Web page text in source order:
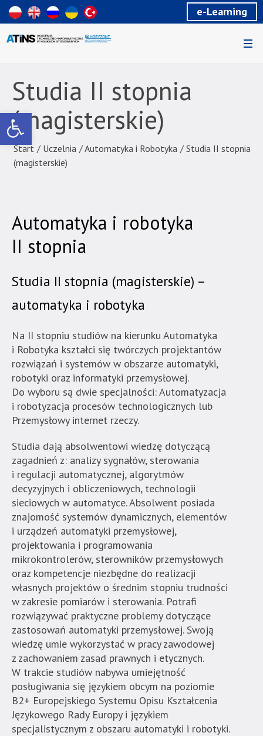
Wiadomość
dla
uzytkowników
ekranowychZnajdujesz
podstronie
"Automatyka
robotyka
studia
stopnia
Akademia
Techniczno-
Informatyczna
Naukach
Stosowanych".
Strona
jest
wyposażona
menu
pozwalające
szybko
przechodzić
treści,
które
znajduje
bezpośrednio
pod
wiadomością.
Strona
została
wyposażona
dedykowane
skróty
klawiaturowe,
zatem
Otwórz pasek narzędzi
e-Learning
Studia II stopnia
(magisterskie)
Start / Uczelnia /Automatyka i Robotyka / Studia II stopnia
(magisterskie)
Automatyka i robotyka
II stopnia
Studia II stopnia (magisterskie) –
automatyka i robotyka
Na II stopniu studiów na kierunku Automatyka
i Robotyka kształci się twórczych projektantów
rozwiązań i systemów w obszarze automatyki,
robotyki oraz informatyki przemysłowej.
Do wyboru są dwie specjalności: Automatyzacja
i robotyzacja procesów technologicznych lub
Przemysłowy internet rzeczy.
Studia dają absolwentowi wiedzę dotyczącą
zagadnień z: analizy sygnałów, sterowania
i regulacji automatycznej, algorytmów
decyzyjnych i obliczeniowych, technologii
sieciowych w automatyce. Absolwent posiada
znajomość systemów dynamicznych, elementów
i urządzeń automatyki przemysłowej,
projektowania i programowania
mikrokontrolerów, sterowników przemysłowych
oraz kompetencje niezbędne do realizacji
własnych projektów o średnim stopniu trudności
w zakresie pomiarów i sterowania. Potrafi
rozwiązywać praktyczne problemy dotyczące
zastosowań automatyki przemysłowej. Swoją
wiedzę umie wykorzystać w pracy zawodowej
z zachowaniem zasad prawnych i etycznych.
W trakcie studiów nabywa umiejętność
posługiwania się językiem obcym na poziomie
B2+ Europejskiego Systemu Opisu Kształcenia
Językowego Rady Europy i językiem
specjalistycznym z obszaru automatyki i robotyki.